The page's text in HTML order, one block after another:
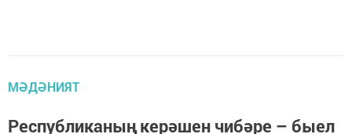
МӘДӘНИЯТ
Республиканың керәшен чибәре – быел